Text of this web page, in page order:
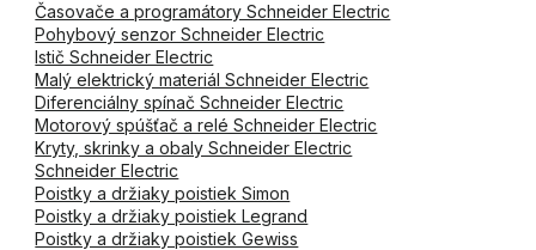
Časovače a programátory Schneider Electric
Pohybový senzor Schneider Electric
Istič Schneider Electric
Malý elektrický materiál Schneider Electric
Diferenciálny spínač Schneider Electric
Motorový spúšťač a relé Schneider Electric
Kryty, skrinky a obaly Schneider Electric
Schneider Electric
Poistky a držiaky poistiek Simon
Poistky a držiaky poistiek Legrand
Poistky a držiaky poistiek Gewiss